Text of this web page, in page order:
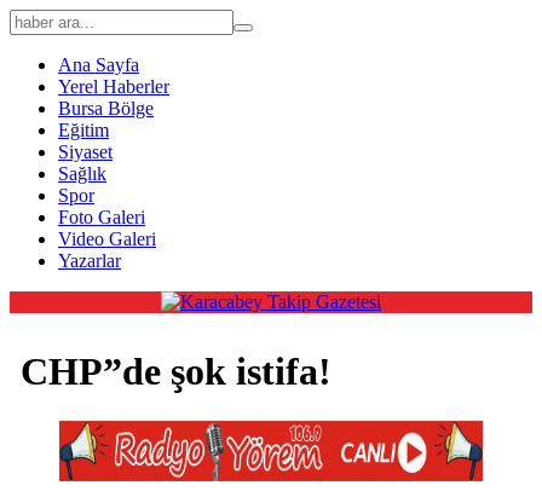
Ana Sayfa
Yerel Haberler
Bursa Bölge
Eğitim
Siyaset
Sağlık
Spor
Foto Galeri
Video Galeri
Yazarlar
CHP”de şok istifa!